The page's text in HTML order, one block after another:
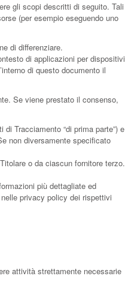
gli scopi descritti di seguito. Tali
(per esempio eseguendo uno
di differenziare.
di applicazioni per dispositivi
di questo documento il
Se viene prestato il consenso,
Tracciamento “di prima parte”) e
non diversamente specificato
o da ciascun fornitore terzo.
più dettagliate ed
privacy policy dei rispettivi
attività strettamente necessarie